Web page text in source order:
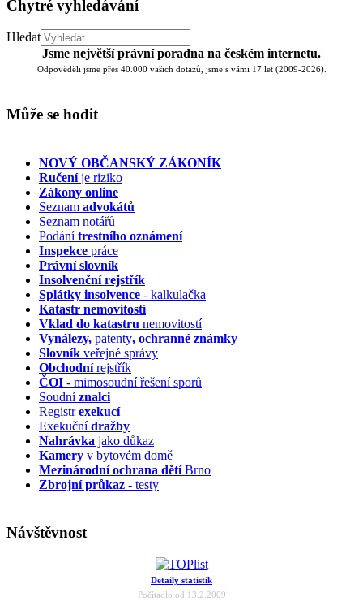
Chytré vyhledávání
Hledat
Jsme největší právní poradna na českém internetu.
Odpověděli jsme přes 40.000 vašich dotazů, jsme s vámi 17 let (2009-2026).
Může se hodit
NOVÝ OBČANSKÝ ZÁKONÍK
Ručeníje riziko
Zákony online
Seznam advokátů
Seznam notářů
Podánítrestního oznámení
Inspekce práce
Právní slovník
Insolvenčnírejstřík
Splátky insolvence - kalkulačka
Katastr nemovitostí
Vklad do katastru nemovitostí
Vynálezy, patenty, ochranné známky
Slovník veřejné správy
Obchodnírejstřík
ČOI - mimosoudní řešení sporů
Soudníznalci
Registrexekucí
Exekučnídražby
Nahrávka jako důkaz
Kamery v bytovém domě
Mezinárodní ochrana dětíBrno
Zbrojní průkaz - testy
Návštěvnost
Detaily statistik
Počítadlo od 13.2.2009